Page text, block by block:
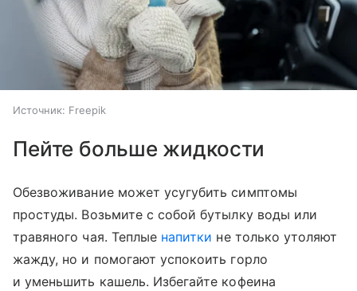
Источник: Freepik
Пейте больше жидкости
Обезвоживание может усугубить симптомы
простуды. Возьмите с собой бутылку воды или
травяного чая. Теплые напитки не только утоляют
жажду, но и помогают успокоить горло
и уменьшить кашель. Избегайте кофеина